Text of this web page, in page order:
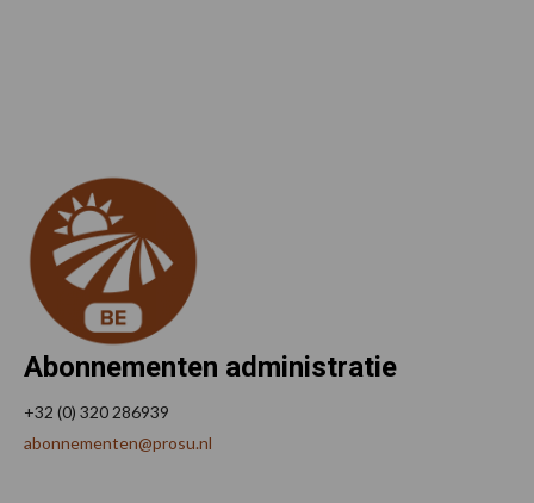
Abonnementen administratie
+32 (0) 320 286939
abonnementen@prosu.nl